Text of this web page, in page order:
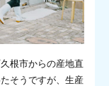
根市からの産地直
そうですが、生産